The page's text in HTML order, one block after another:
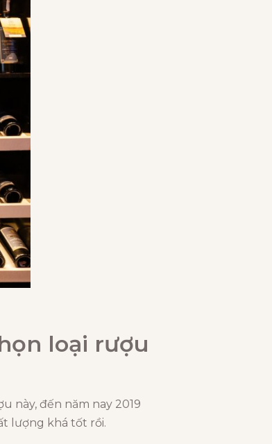
loại rượu
này, đến năm nay 2019
lượng khá tốt rồi.